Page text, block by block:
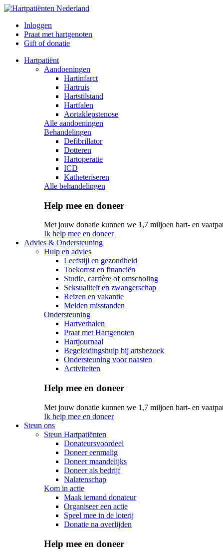
Inloggen
Praat met hartgenoten
Gift of donatie
Hartpatiënt
Aandoeningen
Hartinfarct
Hartruis
Hartstilstand
Hartfalen
Aortaklepstenose
Alle aandoeningen
Behandelingen
Defibrillator
Dotteren
Hartoperatie
ICD
Katheteriseren
Alle behandelingen
Help mee en doneer
Met jouw donatie kunnen we 1,7 miljoen hart- en
Ik help mee en doneer
Advies & Ondersteuning
Hulp en advies
Leefstijl en gezondheid
Toekomst en financiën
Studie, carrière of omscholing
Seksualiteit en zwangerschap
Reizen en vakantie
Melden misstanden
Ondersteuning
Hartverhalen
Praat met Hartgenoten
Hartjournaal
Begeleidingshulp bij artsbezoek
Ondersteuning voor naasten
Activiteiten
Help mee en doneer
Met jouw donatie kunnen we 1,7 miljoen hart- en
Ik help mee en doneer
Steun ons
Steun Hartpatiënten
Donateursvoordeel
Doneer eenmalig
Doneer maandelijks
Doneer als bedrijf
Nalatenschap
Kom in actie
Maak iemand donateur
Organiseer een actie
Speel mee in de loterij
Donatie na overlijden
Help mee en doneer